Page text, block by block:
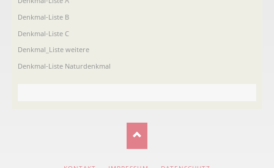
Denkmal-Liste B
Denkmal-Liste C
Denkmal_Liste weitere
Denkmal-Liste Naturdenkmal